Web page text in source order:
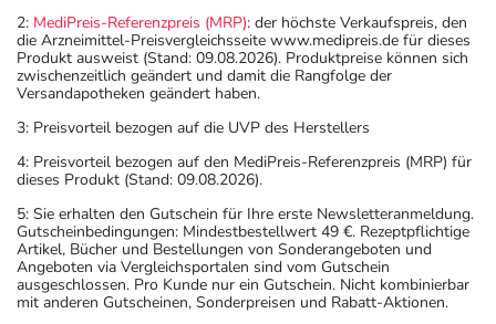
2: MediPreis-Referenzpreis (MRP): der höchste Verkaufspreis, den
die Arzneimittel-Preisvergleichsseite www.medipreis.de für dieses
Produkt ausweist (Stand: 09.08.2026). Produktpreise können sich
zwischenzeitlich geändert und damit die Rangfolge der
Versandapotheken geändert haben.
3: Preisvorteil bezogen auf die UVP des Herstellers
4: Preisvorteil bezogen auf den MediPreis-Referenzpreis (MRP) für
dieses Produkt (Stand: 09.08.2026).
5: Sie erhalten den Gutschein für Ihre erste Newsletteranmeldung.
Gutscheinbedingungen: Mindestbestellwert 49 €. Rezeptpflichtige
Artikel, Bücher und Bestellungen von Sonderangeboten und
Angeboten via Vergleichsportalen sind vom Gutschein
ausgeschlossen. Pro Kunde nur ein Gutschein. Nicht kombinierbar
mit anderen Gutscheinen, Sonderpreisen und Rabatt-Aktionen.